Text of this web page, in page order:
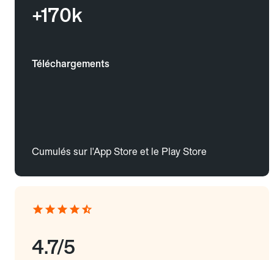
+170k
Téléchargements
Cumulés sur l'App Store et le Play Store
4.7/5